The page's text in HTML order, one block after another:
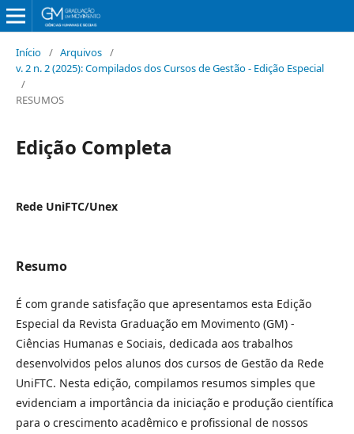
Início / Arquivos /
v. 2 n. 2 (2025): Compilados dos Cursos de Gestão - Edição Especial
/
RESUMOS
Edição Completa
Rede UniFTC/Unex
Resumo
É com grande satisfação que apresentamos esta Edição
Especial da Revista Graduação em Movimento (GM) -
Ciências Humanas e Sociais, dedicada aos trabalhos
desenvolvidos pelos alunos dos cursos de Gestão da Rede
UniFTC. Nesta edição, compilamos resumos simples que
evidenciam a importância da iniciação e produção científica
para o crescimento acadêmico e profissional de nossos